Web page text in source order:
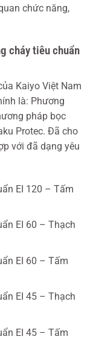
chức năng,
cháy tiêu chuẩn
Kaiyo Việt Nam
là: Phương
pháp bọc
Protec. Đã cho
với đã dạng yêu
EI 120 – Tấm
EI 60 – Thạch
EI 60 – Tấm
EI 45 – Thạch
EI 45 – Tấm